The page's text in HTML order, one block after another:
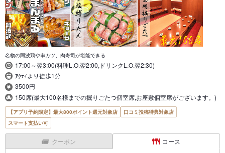
名物の阿波鶏や串カツ、肉寿司が堪能できる
17:00～翌3:00(料理L.O.翌2:00,ドリンクL.O.翌2:30)
ｱｸﾃｨより徒歩1分
3500円
150席(最大100名様までの掘りごたつ個室席,お座敷個室席がございます。)
【アプリ予約限定】最大800ポイント還元対象店
口コミ投稿特典対象店
スマート支払い可
クーポン コース